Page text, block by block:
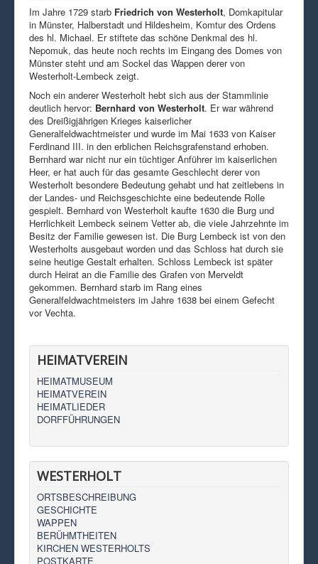
Im Jahre 1729 starb Friedrich von Westerholt, Domkapitular
in Münster, Halberstadt und Hildesheim, Komtur des Ordens
des hl. Michael. Er stiftete das schöne Denkmal des hl.
Nepomuk, das heute noch rechts im Eingang des Domes von
Münster steht und am Sockel das Wappen derer von
Westerholt-Lembeck zeigt.
Noch ein anderer Westerholt hebt sich aus der Stammlinie
deutlich hervor: Bernhard von Westerholt. Er war während
des Dreißigjährigen Krieges kaiserlicher
Generalfeldwachtmeister und wurde im Mai 1633 von Kaiser
Ferdinand III. in den erblichen Reichsgrafenstand erhoben.
Bernhard war nicht nur ein tüchtiger Anführer im kaiserlichen
Heer, er hat auch für das gesamte Geschlecht derer von
Westerholt besondere Bedeutung gehabt und hat zeitlebens in
der Landes- und Reichsgeschichte eine bedeutende Rolle
gespielt. Bernhard von Westerholt kaufte 1630 die Burg und
Herrlichkeit Lembeck seinem Vetter ab, die viele Jahrzehnte im
Besitz der Familie gewesen ist. Die Burg Lembeck ist von den
Westerholts ausgebaut worden und das Schloss hat durch sie
seine heutige Gestalt erhalten. Schloss Lembeck ist später
durch Heirat an die Familie des Grafen von Merveldt
gekommen. Bernhard starb im Rang eines
Generalfeldwachtmeisters im Jahre 1638 bei einem Gefecht
vor Vechta.
HEIMATVEREIN
HEIMATMUSEUM
HEIMATVEREIN
HEIMATLIEDER
DORFFÜHRUNGEN
WESTERHOLT
ORTSBESCHREIBUNG
GESCHICHTE
WAPPEN
BERÜHMTHEITEN
KIRCHEN WESTERHOLTS
POSTKARTE